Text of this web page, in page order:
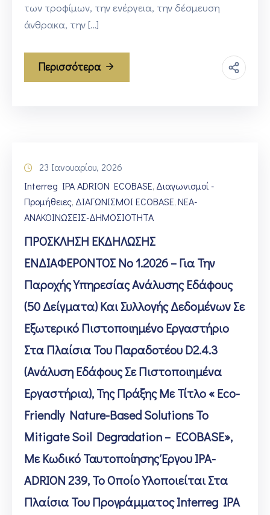
των τροφίμων, την ενέργεια, την δέσμευση
άνθρακα, την […]
Περισσότερα
23 Ιανουαρίου, 2026
Interreg IPA ADRION ECOBASE‚ Διαγωνισμοί -
Προμήθειες‚ ΔΙΑΓΩΝΙΣΜΟΙ ECOBASE‚ ΝΕΑ-
ΑΝΑΚΟΙΝΩΣΕΙΣ-ΔΗΜΟΣΙΟΤΗΤΑ
ΠΡΟΣΚΛΗΣΗ ΕΚΔΗΛΩΣΗΣ
ΕΝΔΙΑΦΕΡΟΝΤΟΣ Νο 1.2026 – Για Την
Παροχής Υπηρεσίας Ανάλυσης Εδάφους
(50 Δείγματα) Και Συλλογής Δεδομένων Σε
Εξωτερικό Πιστοποιημένο Εργαστήριο
Στα Πλαίσια Του Παραδοτέου D2.4.3
(Ανάλυση Εδάφους Σε Πιστοποιημένα
Εργαστήρια), Της Πράξης Με Τίτλο « Eco-
Friendly Nature-Based Solutions To
Mitigate Soil Degradation – ECOBASE»,
Με Κωδικό Ταυτοποίησης Έργου IPA-
ADRION 239, Το Οποίο Υλοποιείται Στα
Πλαίσια Του Προγράμματος Interreg IPA